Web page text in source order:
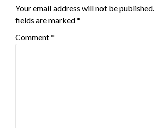
Your email address will not be published.
fields are marked*
Comment*